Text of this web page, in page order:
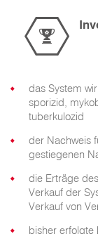
das System
sporizid,
tuberkulozid
der Nachweis
gestiegenen
die Erträge
Verkauf der
Verkauf von
bisher erfolgte